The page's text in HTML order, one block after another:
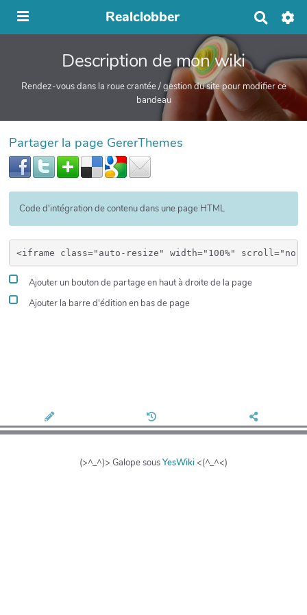
Realclobber
e
r
c
e
Description de mon wiki
Rendez-vous dans la roue crantée / gestion du site pour modifier ce
bandeau
Partager la page GererThemes
Code d'intégration de contenu dans une page HTML
Ajouter un bouton de partage en haut à droite de la page
Ajouter la barre d'édition en bas de page
(>^_^)> Galope sousYesWiki<(^_^<)